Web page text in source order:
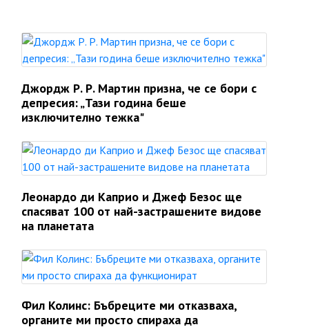
Джордж Р. Р. Мартин призна, че се бори с
депресия: „Тази година беше
изключително тежка"
Леонардо ди Каприо и Джеф Безос ще
спасяват 100 от най-застрашените видове
на планетата
Фил Колинс: Бъбреците ми отказваха,
органите ми просто спираха да